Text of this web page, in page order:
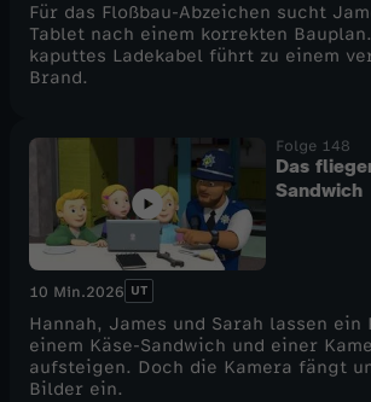
Für das Floßbau-Abzeichen sucht
Tablet nach einem korrekten
kaputtes Ladekabel führt zu einem
Brand.
Folge 148
Das
Sandwich
10 Min.2026 UT
Hannah, James und Sarah lassen
einem Käse-Sandwich und einer
aufsteigen. Doch die Kamera fängt
Bilder ein.